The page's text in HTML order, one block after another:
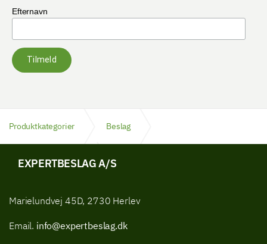
Efternavn
Tilmeld
Produktkategorier Beslag
Hængsler & tilbehør
EXPERTBESLAG A/S
Marielundvej 45D, 2730 Herlev
Email. info@expertbeslag.dk